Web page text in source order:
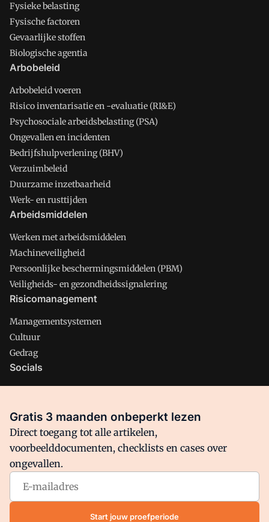
Fysieke belasting
Fysische factoren
Gevaarlijke stoffen
Biologische agentia
Arbobeleid
Arbobeleid voeren
Risico inventarisatie en -evaluatie (RI&E)
Psychosociale arbeidsbelasting (PSA)
Ongevallen en incidenten
Bedrijfshulpverlening (BHV)
Verzuimbeleid
Duurzame inzetbaarheid
Werk- en rusttijden
Arbeidsmiddelen
Werken met arbeidsmiddelen
Machineveiligheid
Persoonlijke beschermingsmiddelen (PBM)
Veiligheids- en gezondheidssignalering
Risicomanagement
Managementsystemen
Cultuur
Gedrag
Socials
Facebook
Arbo is onderdeel van VMN media. Lees inons manifestwaar
VMN media voor staat. Op gebruik van deze site zijn de
volgende regelingen van toepassing:Algemene Voorwaarden
Privacy en Cookie beleid|Privacy instellingen
Gratis 3 maanden onbeperkt lezen
Direct toegang tot alle artikelen,
voorbeelddocumenten, checklists en cases over
ongevallen.
Start jouw proefperiode